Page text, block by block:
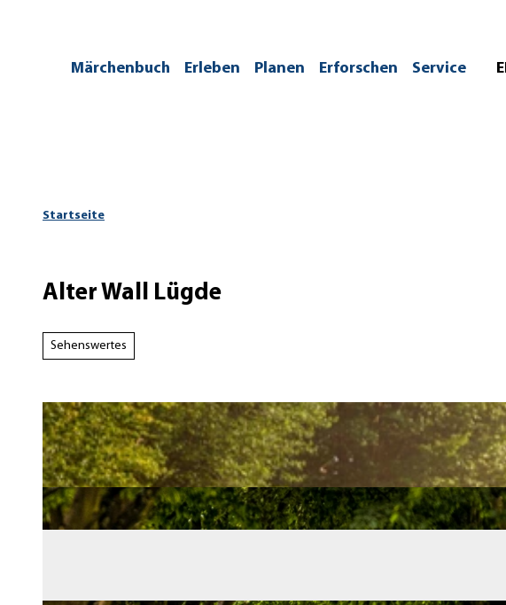
Märchenbuch Erleben Planen Erforschen Service
Startseite
Alter Wall Lügde
Sehenswertes